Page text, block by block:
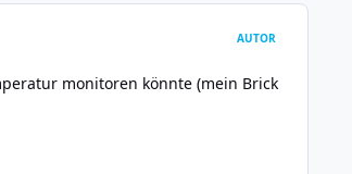
AUTOR
monitoren könnte (mein Brick